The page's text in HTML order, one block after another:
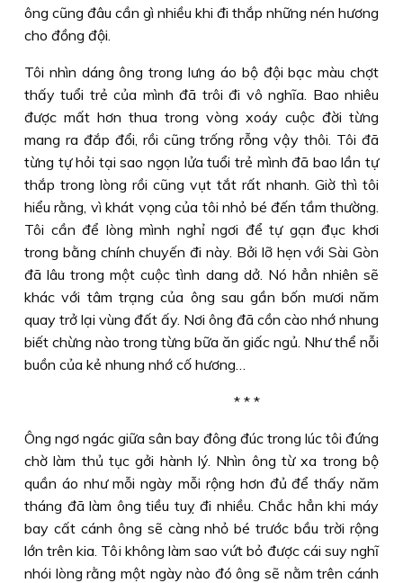
ông cũng đâu cần gì nhiều khi đi thắp những nén hương
cho đồng đội.
Tôi nhìn dáng ông trong lưng áo bộ đội bạc màu chợt
thấy tuổi trẻ của mình đã trôi đi vô nghĩa. Bao nhiêu
được mất hơn thua trong vòng xoáy cuộc đời từng
mang ra đắp đổi, rồi cũng trống rỗng vậy thôi. Tôi đã
từng tự hỏi tại sao ngọn lửa tuổi trẻ mình đã bao lần tự
thắp trong lòng rồi cũng vụt tắt rất nhanh. Giờ thì tôi
hiểu rằng, vì khát vọng của tôi nhỏ bé đến tầm thường.
Tôi cần để lòng mình nghỉ ngơi để tự gạn đục khơi
trong bằng chính chuyến đi này. Bởi lỡ hẹn với Sài Gòn
đã lâu trong một cuộc tình dang dở. Nó hẳn nhiên sẽ
khác với tâm trạng của ông sau gần bốn mươi năm
quay trở lại vùng đất ấy. Nơi ông đã cồn cào nhớ nhung
biết chừng nào trong từng bữa ăn giấc ngủ. Như thể nỗi
buồn của kẻ nhung nhớ cố hương…
* * *
Ông ngơ ngác giữa sân bay đông đúc trong lúc tôi đứng
chờ làm thủ tục gởi hành lý. Nhìn ông từ xa trong bộ
quần áo như mỗi ngày mỗi rộng hơn đủ để thấy năm
tháng đã làm ông tiều tuỵ đi nhiều. Chắc hẳn khi máy
bay cất cánh ông sẽ càng nhỏ bé trước bầu trời rộng
lớn trên kia. Tôi không làm sao vứt bỏ được cái suy nghĩ
nhói lòng rằng một ngày nào đó ông sẽ nằm trên cánh